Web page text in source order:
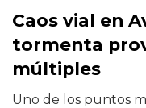
Caos vial en
tormenta
múltiples
Uno de los puntos